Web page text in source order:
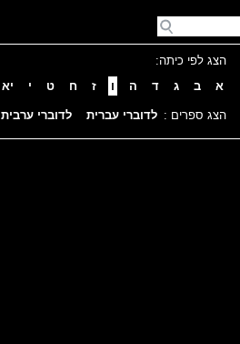
הצג לפי כיתה:
א
ב ג ד ה ו ז ח ט י יא
הצג ספרים : לדוברי עברית לדוברי ערבית